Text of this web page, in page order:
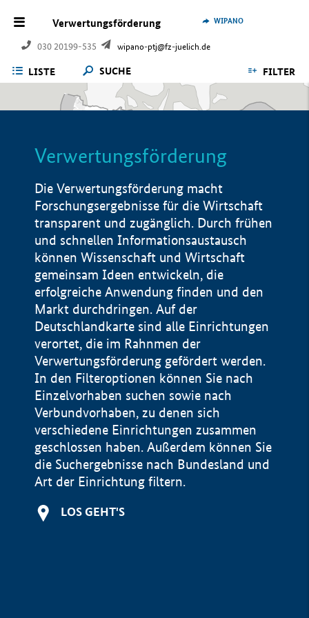
Verwertungsförderung
030 20199-535 wipano-ptj@fz-juelich.de
WIPANO
LISTE SUCHE FILTER
Verwertungsförderung
Die Verwertungsförderung macht
Forschungsergebnisse für die Wirtschaft
transparent und zugänglich. Durch frühen
und schnellen Informationsaustausch
können Wissenschaft und Wirtschaft
gemeinsam Ideen entwickeln, die
erfolgreiche Anwendung finden und den
Markt durchdringen. Auf der
Deutschlandkarte sind alle Einrichtungen
verortet, die im Rahnmen der
Verwertungsförderung gefördert werden.
In den Filteroptionen können Sie nach
Einzelvorhaben suchen sowie nach
Verbundvorhaben, zu denen sich
verschiedene Einrichtungen zusammen
geschlossen haben. Außerdem können Sie
die Suchergebnisse nach Bundesland und
Art der Einrichtung filtern.
LOS GEHT'S